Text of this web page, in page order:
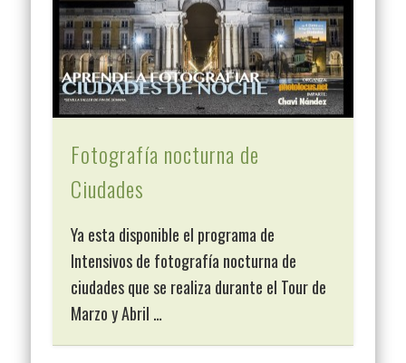
Fotografía nocturna de
Ciudades
Ya esta disponible el programa de
Intensivos de fotografía nocturna de
ciudades que se realiza durante el Tour de
Marzo y Abril …